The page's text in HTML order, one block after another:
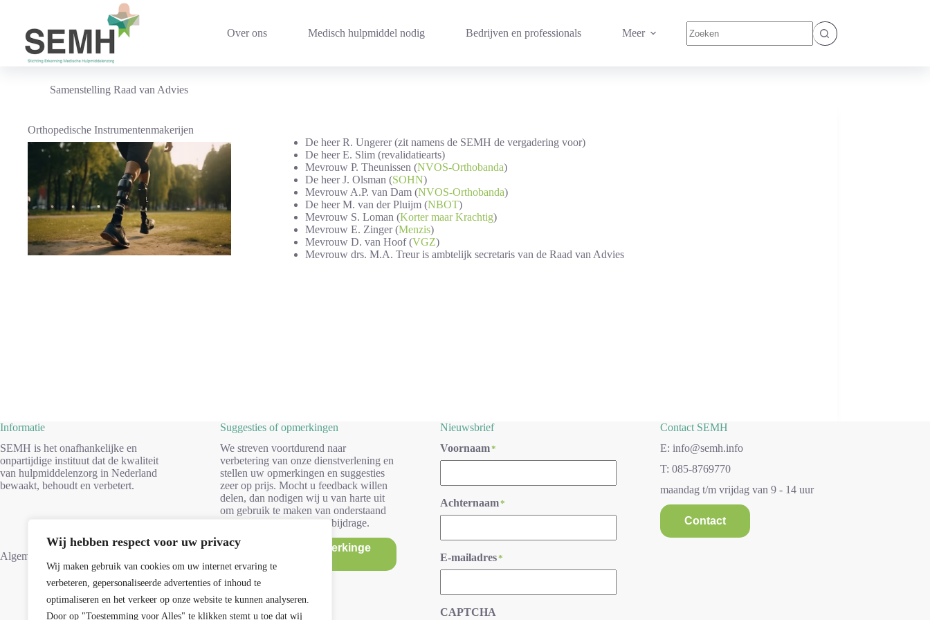
Wij hebben respect voor uw privacy
Wij maken gebruik van cookies om uw internet ervaring te
verbeteren, gepersonaliseerde advertenties of inhoud te
optimaliseren en het verkeer op onze website te kunnen analyseren.
Door op "Toestemming voor Alles" te klikken stemt u toe dat wij
inhoud
Over ons Medisch hulpmiddel nodig Bedrijven en professionals Meer
resultaten
Samenstelling Raad van Advies
Orthopedische Instrumentenmakerijen
De heer R. Ungerer (zit namens de SEMH de vergadering voor)
De heer E. Slim (revalidatiearts)
Mevrouw P. Theunissen (NVOS-Orthobanda)
De heer J. Olsman (SOHN)
Mevrouw A.P. van Dam (NVOS-Orthobanda)
De heer M. van der Pluijm (NBOT)
Mevrouw S. Loman (Korter maar Krachtig)
Mevrouw E. Zinger (Menzis)
Mevrouw D. van Hoof (VGZ)
Mevrouw drs. M.A. Treur is ambtelijk secretaris van de Raad van Advies
Informatie
SEMH is het onafhankelijke en
onpartijdige instituut dat de kwaliteit
van hulpmiddelenzorg in Nederland
bewaakt, behoudt en verbetert.
Algemene voorwaarden
Suggesties of opmerkingen
We streven voortdurend naar
verbetering van onze dienstverlening en
stellen uw opmerkingen en suggesties
zeer op prijs. Mocht u feedback willen
delen, dan nodigen wij u van harte uit
om gebruik te maken van onderstaand
formulier. Dank voor uw bijdrage.
Suggesties/opmerkinge
Nieuwsbrief
Voornaam*
Achternaam*
E-mailadres*
CAPTCHA
Contact SEMH
E: info@semh.info
T: 085-8769770
maandag t/m vrijdag van 9 - 14 uur
Contact